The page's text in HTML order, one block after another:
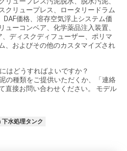
クリュープレス、ロータリードラム
DAF価格、溶存空気浮上システム価
ューコンベア、化学薬品注入装置、
、ディスクディフューザー、ポリマ
、およびその他のカスタマイズされ
はどうすればよいですか？
の種類をご提供いただくか、「連絡
直接お問い合わせください。 モデル
水処理タンク